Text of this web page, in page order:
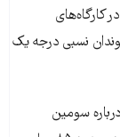
کارگاه‌های
نسبی درجه‏ یک
سومین